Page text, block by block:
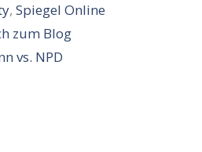
, Spiegel Online
zum Blog
vs. NPD